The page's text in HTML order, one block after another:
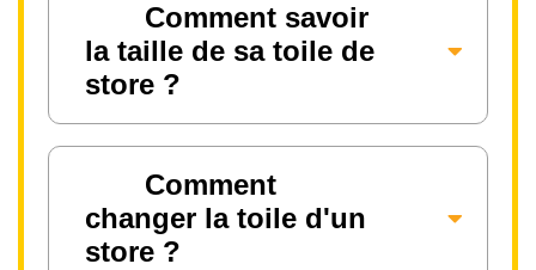
Comment savoir
la taille de sa toile de
store ?
Comment
changer la toile d'un
store ?